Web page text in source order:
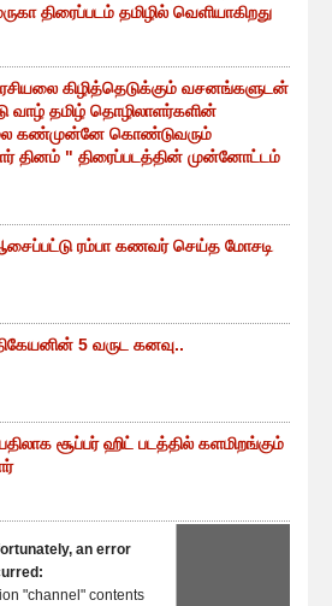
திரைப்படம் தமிழில் வெளியாகிறது
கிழித்தெடுக்கும் வசனங்களுடன்
வாழ் தமிழ் தொழிலாளர்களின்
கண்முன்னே கொண்டுவரும்
தினம் " திரைப்படத்தின் முன்னோட்டம்
ரம்பா கணவர் செய்த மோசடி
5 வருட கனவு..
சூப்பர் ஹிட் படத்தில் களமிறங்கும்
an error
"channel" contents